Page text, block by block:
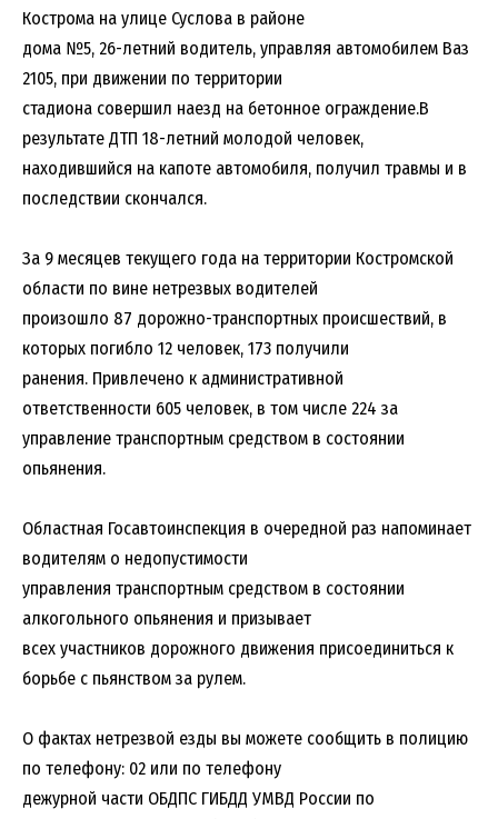
Кострома на улице Суслова в районе
дома №5, 26-летний водитель, управляя автомобилем Ваз
2105, при движении по территории
стадиона совершил наезд на бетонное ограждение.В
результате ДТП 18-летний молодой человек,
находившийся на капоте автомобиля, получил травмы и в
последствии скончался.
За 9 месяцев текущего года на территории Костромской
области по вине нетрезвых водителей
произошло 87 дорожно-транспортных происшествий, в
которых погибло 12 человек, 173 получили
ранения. Привлечено к административной
ответственности 605 человек, в том числе 224 за
управление транспортным средством в состоянии
опьянения.
Областная Госавтоинспекция в очередной раз напоминает
водителям о недопустимости
управления транспортным средством в состоянии
алкогольного опьянения и призывает
всех участников дорожного движения присоединиться к
борьбе с пьянством за рулем.
О фактах нетрезвой езды вы можете сообщить в полицию
по телефону: 02 или по телефону
дежурной части ОБДПС ГИБДД УМВД России по